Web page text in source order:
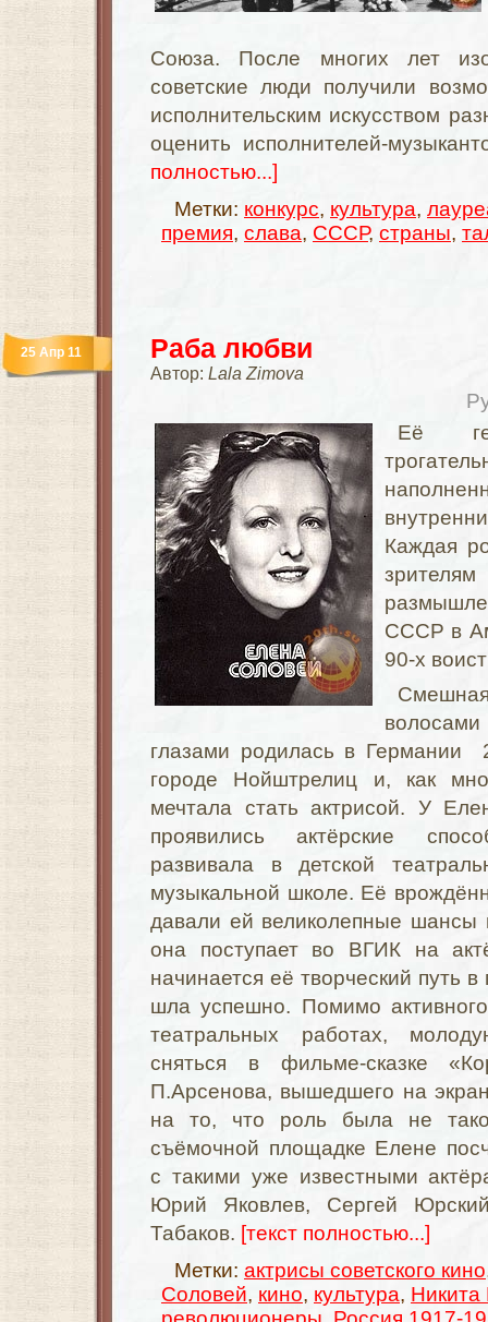
Союза. После многих лет
советские люди получили
исполнительским искусством
оценить исполнителей-
полностью...]
Метки: конкурс, культура,
премия, слава, СССР, страны,
Раба любви
Автор: Lala Zimova
25 Апр 11
Её
Каждая
СССР в
90-х
глазами родилась в Германии
городе Нойштрелиц и, как
мечтала стать актрисой. У
проявились актёрские
развивала в детской
музыкальной школе. Её
давали ей великолепные
она поступает во ВГИК на
начинается её творческий путь
шла успешно. Помимо
театральных работах,
сняться в фильме-сказке
П.Арсенова, вышедшего на
на то, что роль была не
съёмочной площадке Елене
с такими уже известными
Юрий Яковлев, Сергей
Табаков. [текст полностью...]
Метки: актрисы советского кино
Соловей, кино, культура, Никита